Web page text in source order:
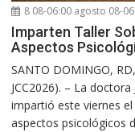
8 08-06:00 agosto 08-
Imparten Taller
Aspectos
SANTO DOMINGO,
JCC2026). – La
impartió este viernes
aspectos psicológicos